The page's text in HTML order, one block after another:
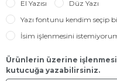
El Yazısı
Düz Yazı
Yazı fontunu kendim seçip
İsim işlenmesini
Ürünlerin üzerine
kutucuğa yazabilirsiniz.